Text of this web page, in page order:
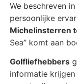
We beschreven
persoonlijke
Michelinsterren
Sea” komt aan
Golfliefhebbers
informatie